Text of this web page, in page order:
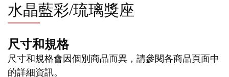
水晶藍彩/琉璃獎座
尺寸和規格
尺寸和規格會因個別商品而異，請參閱各商品頁面中
的詳細資訊。